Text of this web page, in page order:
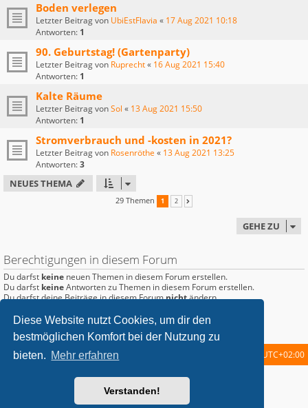
Diese Website nutzt Cookies, um dir den
bestmöglichen Komfort bei der Nutzung zu
bieten. Mehr erfahren
Verstanden!
Boden verlegen
Letzter Beitrag von UbiEstFlavia « 17 Aug 2021 10:18
Antworten: 1
90. Geburtstag! (Gartenparty)
Letzter Beitrag von Ruprecht« 16 Aug 2021 15:40
Antworten: 1
Kalte Räume
Letzter Beitrag vonSol « 13 Aug 2021 15:50
Antworten: 1
Stromverbrauch und -kosten in 2021?
Letzter Beitrag von Rosenröthe « 13 Aug 2021 13:25
Antworten:3
NEUES THEMA
29 Themen 1 2
GEHE ZU
Berechtigungen in diesem Forum
Du darfst keine neuen Themen in diesem Forum erstellen.
Du darfst keineAntworten zu Themen in diesem Forum erstellen.
Du darfst deine Beiträge in diesem Forumnichtändern.
Du darfstkeineDateianhänge in diesem Forum erstellen.
Startseite Foren-Übersicht UTC+02:00
metrolike style byEric SeguinUpdated for phpBB3.2 by
Powered byphpBB® Forum Software © phpBB Limited
Deutsche Übersetzung durchphpBB.de